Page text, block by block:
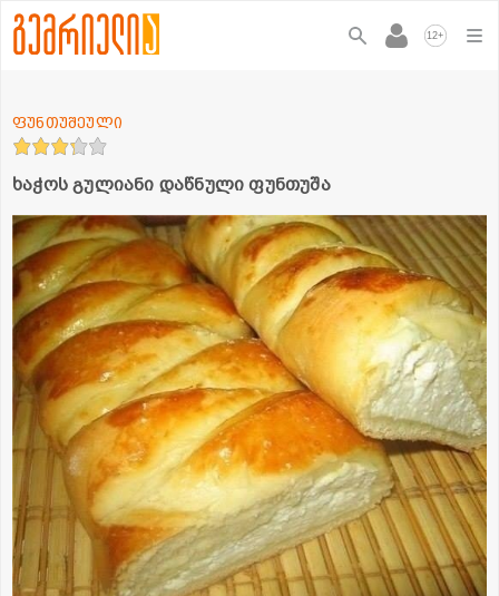
12+
ხაჭოს გულიანი დაწნული ფუნთუშა
ფუნთუშეული